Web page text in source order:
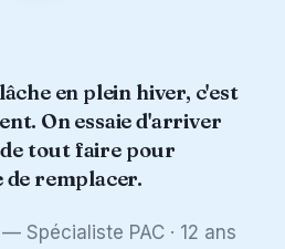
en plein hiver, c'est
On essaie d'arriver
tout faire pour
remplacer.
Spécialiste PAC · 12 ans